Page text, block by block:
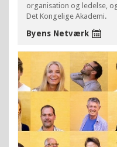
organisation og ledelse,
Det Kongelige Akademi.
Byens Netværk